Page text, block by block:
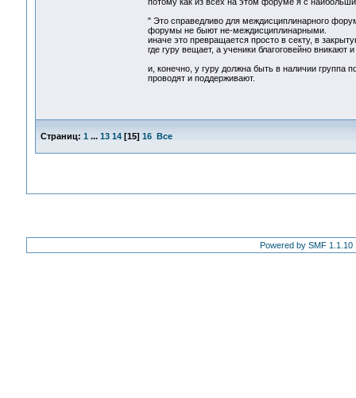
" Это справедливо для междисциплинарного
форумы не быют не-междисциплинарными.
иначе это превращается просто в секту, в
где гуру вещает, а ученики благоговейно
и, конечно, у гуру должна быть в наличии группа
проводят и поддерживают.
Страниц: 1 ... 13 14[15] 16 Все
Powered by SMF 1.1.10